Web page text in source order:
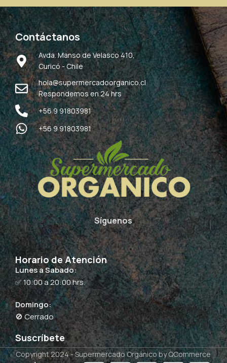
Contáctanos
Avda. Manso de Velasco 410,
Curicó - Chile
hola@supermercadoorganico.cl
Respondemos en 24 hrs
+56 9 91803981
+56 9 91803981
Síguenos
Horario de Atención
Lunes a Sabado:
✅ 10:00 a 20:00 hrs.
Domingo:
🚫 Cerrado
Suscríbete
Copyright 2024 -Supermercado Orgánico by QCommerce